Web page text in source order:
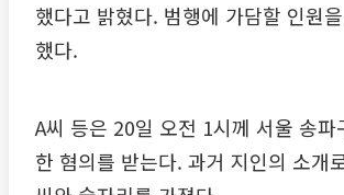
했다고 밝혔다. 범행에 가담할 인원
했다.
A씨 등은 20일 오전 1시께 서울 송
한 혐의를 받는다. 과거 지인의 소개